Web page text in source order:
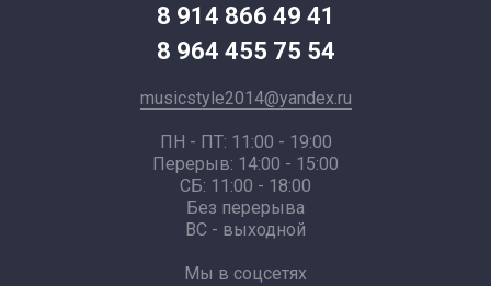
8 914 866 49 41
8 964 455 75 54
musicstyle2014@yandex.ru
ПН - ПТ: 11:00 - 19:00
Перерыв: 14:00 - 15:00
СБ: 11:00 - 18:00
Без перерыва
ВС - выходной
Мы в соцсетях